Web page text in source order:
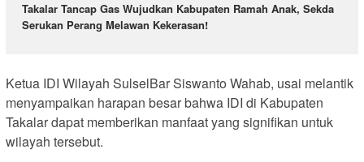
Takalar Tancap Gas Wujudkan Kabupaten Ramah Anak, Sekda
Serukan Perang Melawan Kekerasan!
Ketua IDI Wilayah SulselBar Siswanto Wahab, usai melantik
menyampaikan harapan besar bahwa IDI di Kabupaten
Takalar dapat memberikan manfaat yang signifikan untuk
wilayah tersebut.